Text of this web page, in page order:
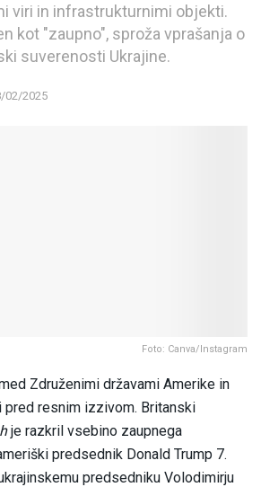
viri in infrastrukturnimi objekti.
kot "zaupno", sproža vprašanja o
suverenosti Ukrajine.
02/2025
Foto: Canva/Instagram
Združenimi državami Amerike in
pred resnim izzivom. Britanski
je razkril vsebino zaupnega
predsednik Donald Trump 7.
predsedniku Volodimirju